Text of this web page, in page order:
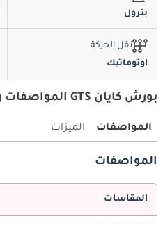
بترول
نقل الحركة
اوتوماتيك
بورش كايان GTS المواصفات والميزات
المواصفات الميزات
المواصفات
المقاسات